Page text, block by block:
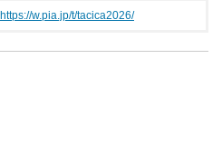
https://w.pia.jp/t/tacica2026/